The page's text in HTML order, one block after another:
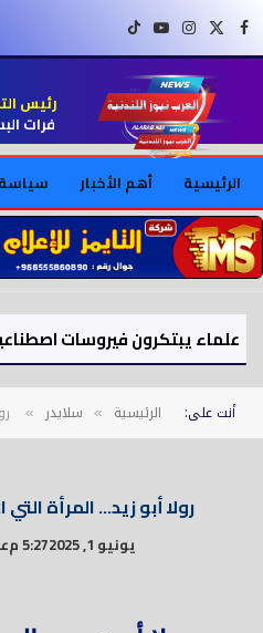
فيسبوكX (Twitter)
إنستغراميوتيوبتيك توك
رئيس
فرات
الرئيسية أهم الأخبار سياسة
أنت على: الرئيسية » سلايدر »
رولا أبو زيد… المرأة
يونيو 1, 2025 5:27 م